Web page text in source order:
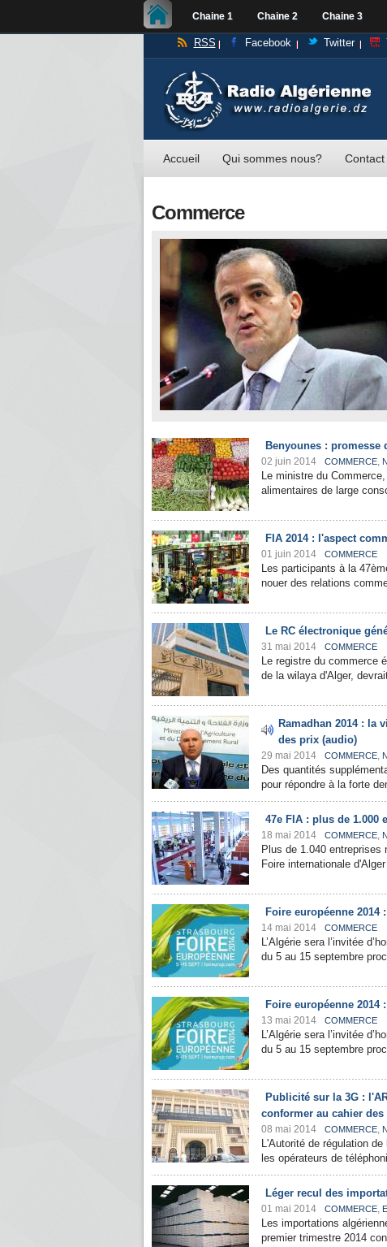
Chaine 1 Chaine 2 Chaine 3
RSS Facebook Twitter
Accueil Qui sommes nous? Contact
Commerce
Benyounes : promesse
02 juin 2014 COMMERCE,
Le ministre du
alimentaires de large
FIA 2014 : l'aspect
01 juin 2014 COMMERCE
Les participants à la
nouer des relations
Le RC électronique
31 mai 2014 COMMERCE
Le registre du commerce
de la wilaya d'Alger,
Ramadhan 2014 : la
des prix (audio)
29 mai 2014 COMMERCE,
Des quantités
pour répondre à la forte
47e FIA : plus de 1.000
18 mai 2014 COMMERCE,
Plus de 1.040 entreprises
Foire internationale
Foire européenne 2014
14 mai 2014 COMMERCE
L’Algérie sera l’invitée
du 5 au 15 septembre
Foire européenne 2014
13 mai 2014 COMMERCE
L’Algérie sera l’invitée
du 5 au 15 septembre
Publicité sur la 3G :
conformer au cahier des
08 mai 2014 COMMERCE,
L'Autorité de régulation
les opérateurs de
Léger recul des
01 mai 2014 COMMERCE,
Les importations
premier trimestre 2014